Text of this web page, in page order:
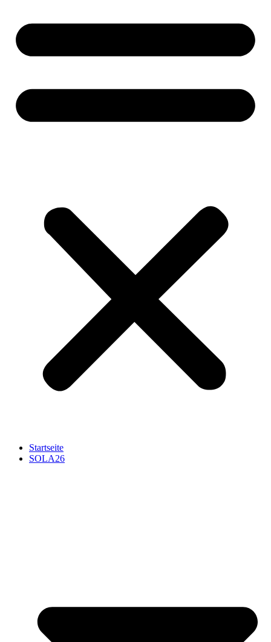
Startseite
SOLA26